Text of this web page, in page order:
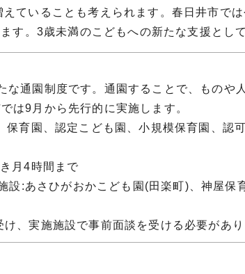
ていることも考えられます。春日井市で
す。3歳未満のこどもへの新たな支援とし
な通園制度です。通園することで、ものや
は9月から先行的に実施します。
保育園、認定こども園、小規模保育園、認
き月4時間まで
:あさひがおかこども園(田楽町)、神屋保
、実施施設で事前面談を受ける必要があり